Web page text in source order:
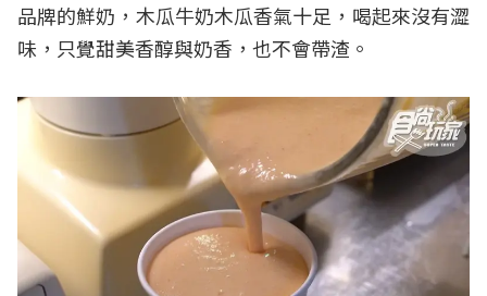
品牌的鮮奶，木瓜牛奶木瓜香氣十足，喝起來沒有澀
味，只覺甜美香醇與奶香，也不會帶渣。